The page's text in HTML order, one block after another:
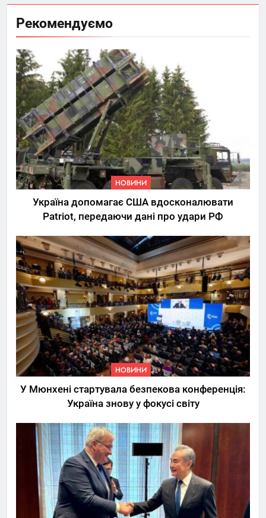
Рекомендуємо
НОВИНИ
Україна допомагає США вдосконалювати
Patriot, передаючи дані про удари РФ
НОВИНИ
У Мюнхені стартувала безпекова конференція:
Україна знову у фокусі світу
5
Трамп вимагає від
Зеленського активних кроків
у мирному процесі
НОВИНИ